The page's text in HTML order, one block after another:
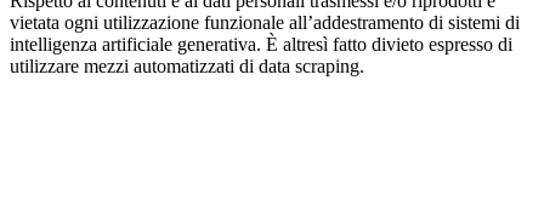
vietata ogni utilizzazione funzionale all’addestramento di sistemi di
intelligenza artificiale generativa. È altresì fatto divieto espresso di
utilizzare mezzi automatizzati di data scraping.